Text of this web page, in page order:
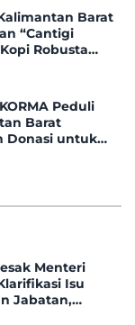
Barat
“Cantigi
Robusta
LandakPeduli
Barat
Donasi untuk
Menteri
Isu
Jabatan,